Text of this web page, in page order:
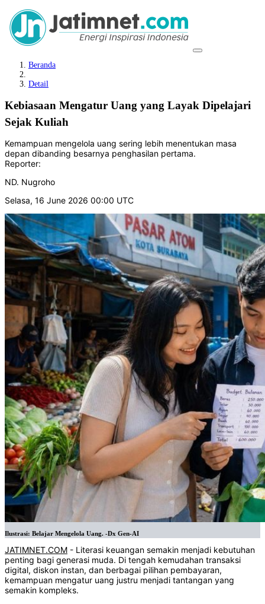
Beranda
Detail
Kebiasaan Mengatur Uang yang Layak Dipelajari
Sejak Kuliah
Kemampuan mengelola uang sering lebih menentukan masa
depan dibanding besarnya penghasilan pertama.
Reporter:
ND. Nugroho
Selasa, 16 June 2026 00:00 UTC
Ilustrasi: Belajar Mengelola Uang. -Dx Gen-AI
JATIMNET.COM - Literasi keuangan semakin menjadi kebutuhan
penting bagi generasi muda. Di tengah kemudahan transaksi
digital, diskon instan, dan berbagai pilihan pembayaran,
kemampuan mengatur uang justru menjadi tantangan yang
semakin kompleks.